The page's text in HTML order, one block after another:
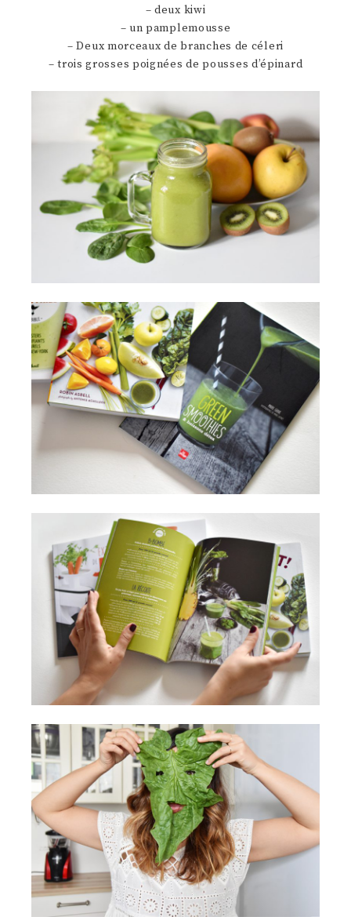
– deux kiwi
– un pamplemousse
– Deux morceaux de branches de céleri
– trois grosses poignées de pousses d’épinard